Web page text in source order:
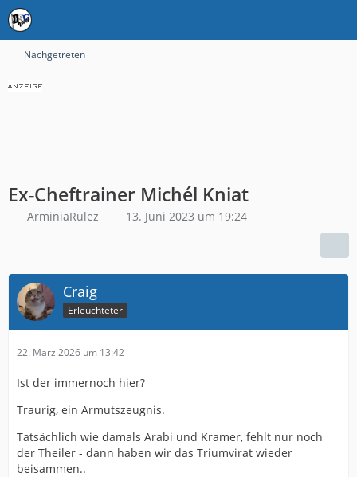
Nachgetreten
Ex-Cheftrainer Michél Kniat
ArminiaRulez 13. Juni 2023 um 19:24
Craig
Erleuchteter
22. März 2026 um 13:42
Ist der immernoch hier?
Traurig, ein Armutszeugnis.
Tatsächlich wie damals Arabi und Kramer, fehlt nur noch
der Theiler - dann haben wir das Triumvirat wieder
beisammen..